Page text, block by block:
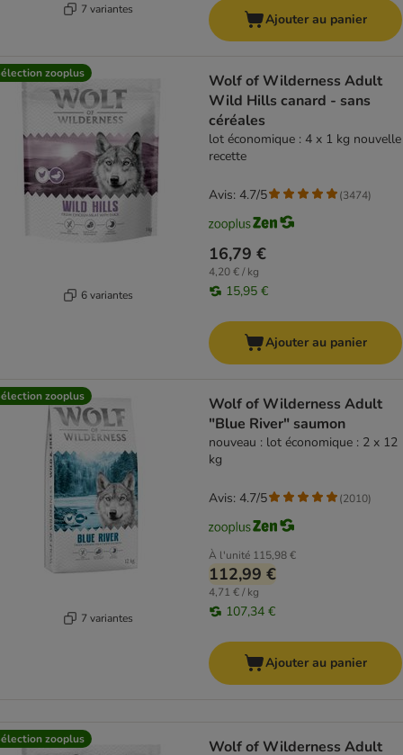
7 variantes
Ajouter au panier
zooplus
6 variantes
Wolf of Wilderness Adult
Wild Hills canard - sans
céréales
lot économique : 4 x 1 kg nouvelle
recette
16,79 €
4,20 € / kg
15,95 €
Avis: 4.7/5 (3474)
Ajouter au panier
zooplus
7 variantes
Wolf of Wilderness Adult
"Blue River" saumon
nouveau : lot économique : 2 x 12
kg
À l'unité 115,98 €
112,99 €
4,71 € / kg
107,34 €
Avis: 4.7/5 (2010)
Ajouter au panier
zooplus Wolf of Wilderness Adult